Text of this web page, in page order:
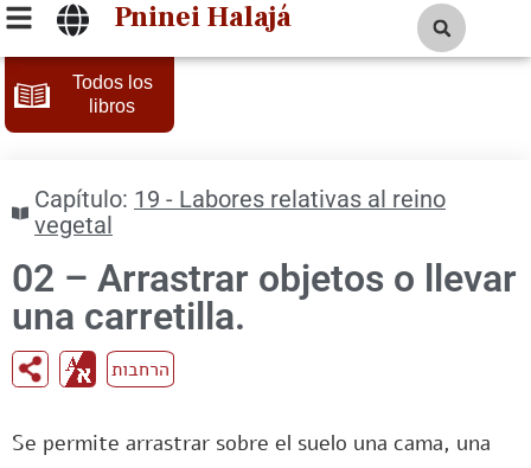
Pninei Halajá
Todos los
libros
Capítulo: 19 - Labores relativas al reino
vegetal
02 – Arrastrar objetos o llevar
una carretilla.
הרחבות
Se permite arrastrar sobre el suelo una cama, una